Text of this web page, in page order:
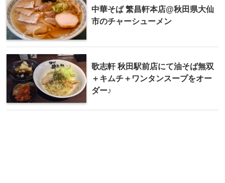
中華そば 繁昌軒本店@秋田県大仙
市のチャーシューメン
歌志軒 秋田駅前店にて油そば無双
＋キムチ＋ワンタンスープをオー
ダー♪